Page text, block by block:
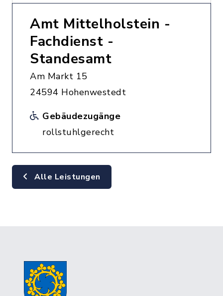
Amt Mittelholstein -
Fachdienst -
Standesamt
Am Markt 15
24594 Hohenwestedt
Gebäudezugänge
rollstuhlgerecht
Alle Leistungen